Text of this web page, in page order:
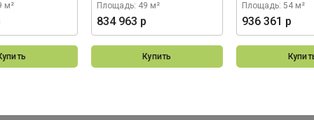
м²
Площадь: 49 м²
834 963 р
Купить
Площадь: 54 м²
936 361 р